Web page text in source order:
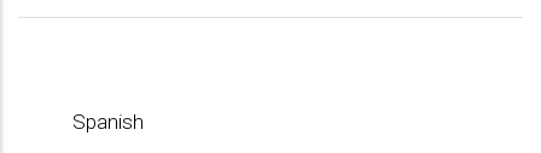
Spanish